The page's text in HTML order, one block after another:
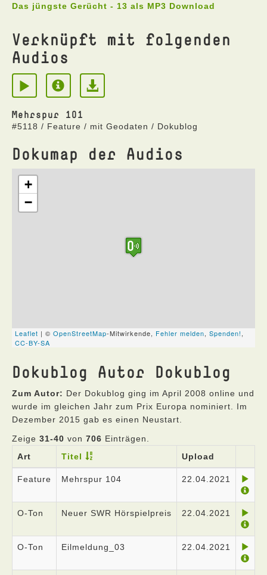
Das jüngste Gerücht - 13 als MP3 Download
Verknüpft mit folgenden
Audios
Mehrspur 101
#5118 / Feature / mit Geodaten / Dokublog
Dokumap der Audios
Dokublog Autor Dokublog
Zum Autor: Der Dokublog ging im April 2008 online und
wurde im gleichen Jahr zum Prix Europa nominiert. Im
Dezember 2015 gab es einen Neustart.
Zeige 31-40 von 706 Einträgen.
Art
Titel Upload
Feature Mehrspur 104 22.04.2021
O-Ton Neuer SWR Hörspielpreis 22.04.2021
O-Ton Eilmeldung_03 22.04.2021